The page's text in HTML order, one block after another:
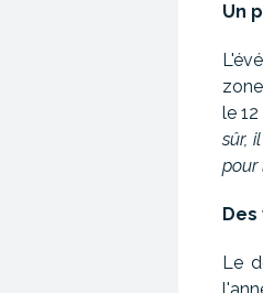
Un
le
sûr,
pour
Des
Le